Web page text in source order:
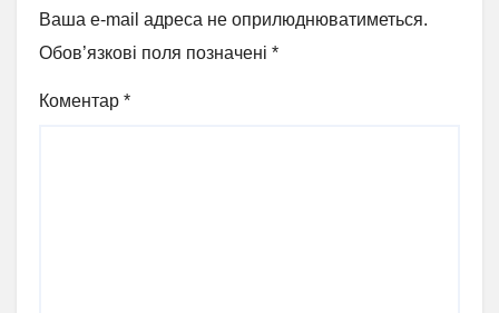
Ваша e-mail адреса не оприлюднюватиметься.
Обов’язкові поля позначені *
Коментар *